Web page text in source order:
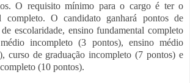
O requisito mínimo para o cargo é ter o
completo. O candidato ganhará pontos de
escolaridade, ensino fundamental completo
incompleto (3 pontos), ensino médio
curso de graduação incompleto (7 pontos) e
(10 pontos).